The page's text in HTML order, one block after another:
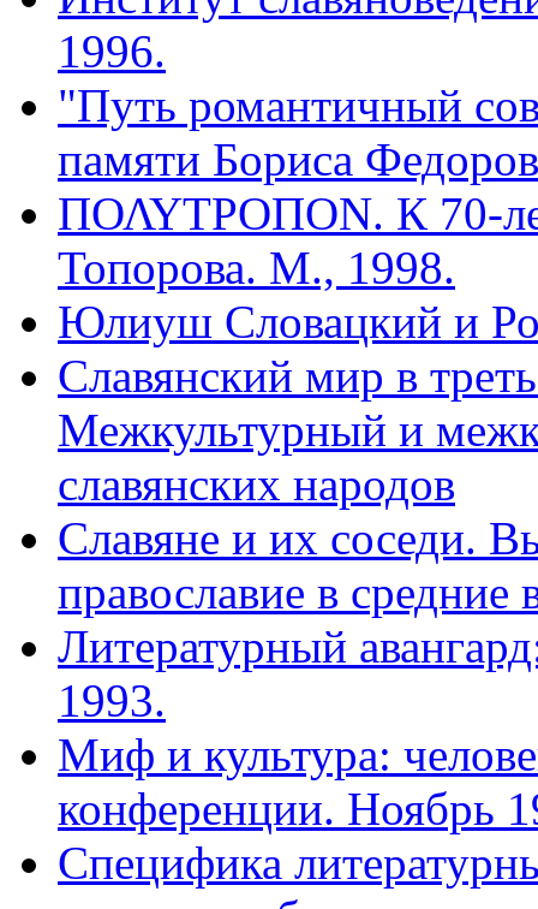
1996.
"Путь романтичный
памяти Бориса
ΠΟΛΥΤΡΟΠΟΝ. К 70-
Топорова. М., 1998.
Юлиуш Словацкий и
Славянский мир в
Межкультурный и
славянских народов
Славяне и их соседи.
православие в
Литературный
1993.
Миф и культура:
конференции. Ноябрь
Специфика